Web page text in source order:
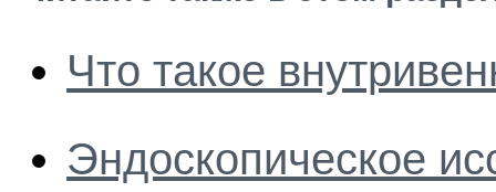
Что такое
Эндоскопическое